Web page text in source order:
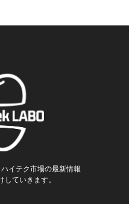
イテク市場の最新情報
ていきます。